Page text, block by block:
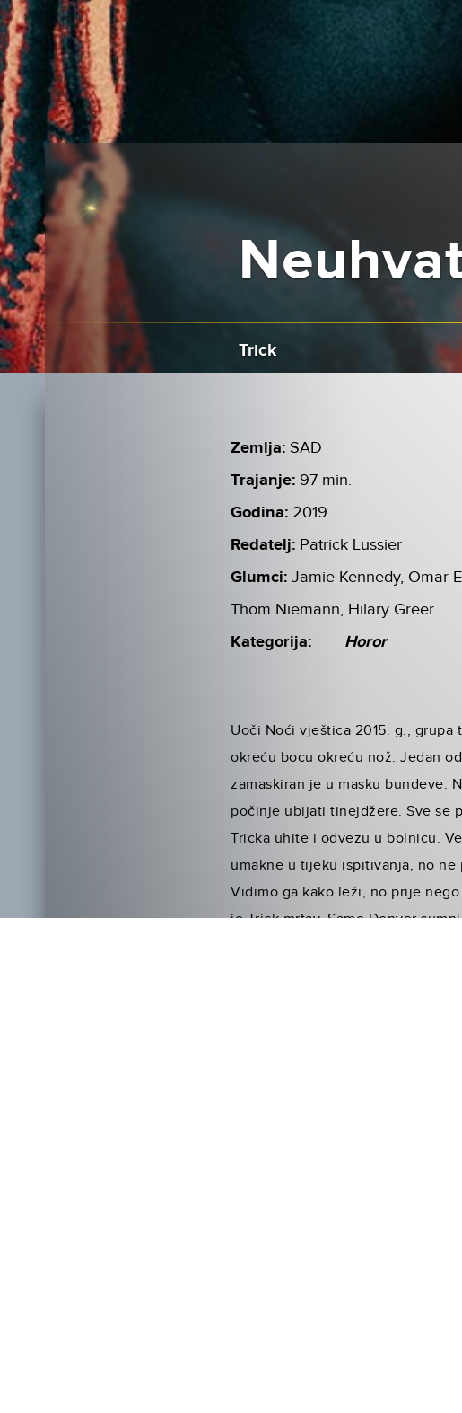
Trick
Zemlja: SAD
Trajanje: 97 min.
Godina: 2019.
Redatelj: Patrick Lussier
Glumci: Jamie Kennedy, Omar
Thom Niemann, Hilary Greer
Kategorija: Horor
Uoči Noći vještica 2015. g.,
okreću bocu okreću nož. Jedan
zamaskiran je u masku bundeve.
počinje ubijati tinejdžere. Sve se
Tricka uhite i odvezu u bolnicu.
umakne u tijeku ispitivanja, no
Vidimo ga kako leži, no prije
je Trick mrtav. Samo Denver